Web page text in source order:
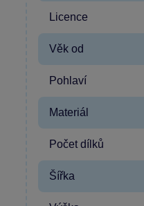
Licence
Věk od
Pohlaví
Materiál
Počet dílků
Šířka